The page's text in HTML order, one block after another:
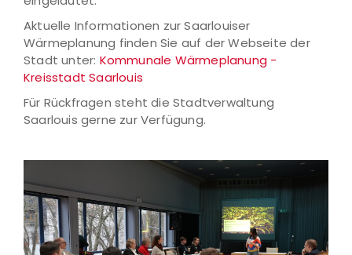
Aktuelle Informationen zur Saarlouiser
Wärmeplanung finden Sie auf der Webseite der
Stadt unter: Kommunale Wärmeplanung -
Kreisstadt Saarlouis
Für Rückfragen steht die Stadtverwaltung
Saarlouis gerne zur Verfügung.